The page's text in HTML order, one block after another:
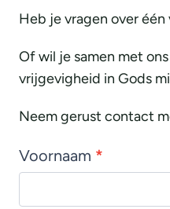
Heb je vragen over
Of wil je samen met
vrijgevigheid in Gods
Neem gerust contact
Contactformulier
Voornaam *